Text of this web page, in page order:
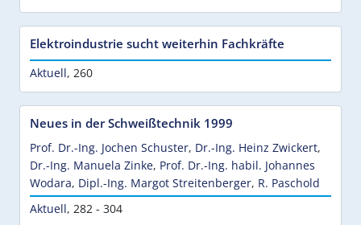
Elektroindustrie sucht weiterhin Fachkräfte
Aktuell, 260
Neues in der Schweißtechnik 1999
Prof. Dr.-Ing. Jochen Schuster, Dr.-Ing. Heinz Zwickert,
Dr.-Ing. Manuela Zinke, Prof. Dr.-Ing. habil. Johannes
Wodara, Dipl.-Ing. Margot Streitenberger, R. Paschold
Aktuell, 282 - 304